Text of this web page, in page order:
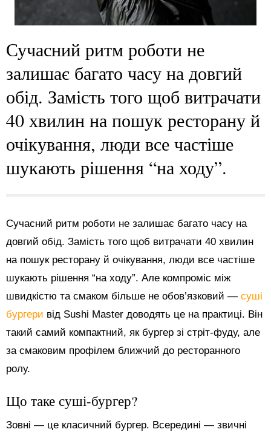
Сучасний ритм роботи не
залишає багато часу на довгий
обід. Замість того щоб витрачати
40 хвилин на пошук ресторану й
очікування, люди все частіше
шукають рішення “на ходу”.
Сучасний ритм роботи не залишає багато часу на
довгий обід. Замість того щоб витрачати 40 хвилин
на пошук ресторану й очікування, люди все частіше
шукають рішення “на ходу”. Але компроміс між
швидкістю та смаком більше не обов’язковий — суші
бургери від Sushi Master доводять це на практиці. Він
такий самий компактний, як бургер зі стріт-фуду, але
за смаковим профілем ближчий до ресторанного
ролу.
Що таке суші-бургер?
Зовні — це класичний бургер. Всередині — звичні